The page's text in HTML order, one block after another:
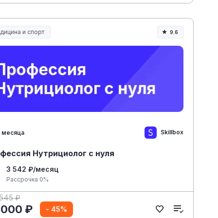
и спорт
спорт и здоровье
9.6
месяца Skillbox
Нутрициолог с нуля
3 542 ₽/месяц
Рассрочка 0%
₽
₽ - 45%